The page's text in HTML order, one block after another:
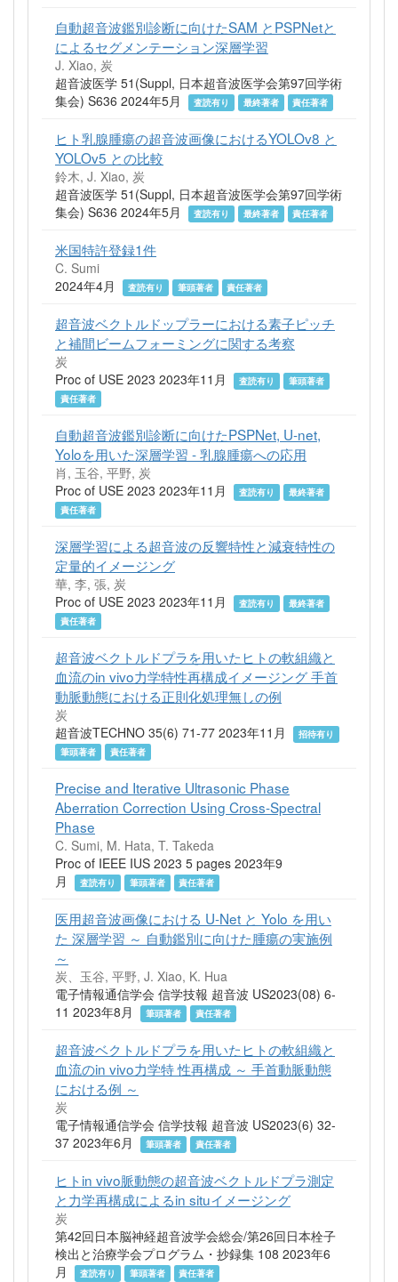
自動超音波鑑別診断に向けたSAM とPSPNetと
によるセグメンテーション深層学習
J. Xiao, 炭
超音波医学 51(Suppl, 日本超音波医学会第97回学術
集会) S636 2024年5月
査読有り 最終著者 責任著者
ヒト乳腺腫瘍の超音波画像におけるYOLOv8 と
YOLOv5 との比較
鈴木, J. Xiao, 炭
超音波医学 51(Suppl, 日本超音波医学会第97回学術
集会) S636 2024年5月
査読有り 最終著者 責任著者
米国特許登録1件
C. Sumi
2024年4月
査読有り 筆頭著者 責任著者
超音波ベクトルドップラーにおける素子ピッチ
と補間ビームフォーミングに関する考察
炭
Proc of USE 2023 2023年11月
査読有り
筆頭著者
責任著者
自動超音波鑑別診断に向けたPSPNet, U-net,
Yoloを用いた深層学習 - 乳腺腫瘍への応用
肖, 玉谷, 平野, 炭
Proc of USE 2023 2023年11月
査読有り
最終著者
責任著者
深層学習による超音波の反響特性と減衰特性の
定量的イメージング
華, 李, 張, 炭
Proc of USE 2023 2023年11月
査読有り
最終著者
責任著者
超音波ベクトルドプラを用いたヒトの軟組織と
血流のin vivo力学特性再構成イメージング 手首
動脈動態における正則化処理無しの例
炭
超音波TECHNO 35(6) 71-77 2023年11月
招待有り
筆頭著者
責任著者
Precise and Iterative Ultrasonic Phase
Aberration Correction Using Cross-Spectral
Phase
C. Sumi, M. Hata, T. Takeda
Proc of IEEE IUS 2023 5 pages 2023年9
月
査読有り 筆頭著者 責任著者
医用超音波画像における U-Net と Yolo を用い
た 深層学習 ～ 自動鑑別に向けた腫瘍の実施例
～
炭、玉谷, 平野, J. Xiao, K. Hua
電子情報通信学会 信学技報 超音波 US2023(08) 6-
11 2023年8月
筆頭著者 責任著者
超音波ベクトルドプラを用いたヒトの軟組織と
血流のin vivo力学特 性再構成 ～ 手首動脈動態
における例 ～
炭
電子情報通信学会 信学技報 超音波 US2023(6) 32-
37 2023年6月
筆頭著者 責任著者
ヒトin vivo脈動態の超音波ベクトルドプラ測定
と力学再構成によるin situイメージング
炭
第42回日本脳神経超音波学会総会/第26回日本栓子
検出と治療学会プログラム・抄録集 108 2023年6
月
査読有り 筆頭著者 責任著者